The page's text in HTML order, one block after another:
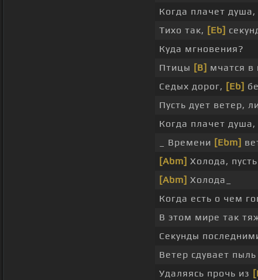
Когда плачет душа,
Тихо так, [Eb]
Куда мгновения?
Птицы [B] мчатся в
Седых дорог, [Eb]
Пусть дует ветер,
Когда плачет душа,
_ Времени [Ebm]
[Abm] Холода,
[Abm] Холода_
Когда есть о чем
В этом мире так
Секунды
Ветер сдувает пыль
Удаляясь прочь из